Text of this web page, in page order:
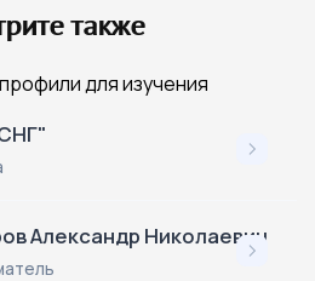
также
для изучения
Александр Николаевич